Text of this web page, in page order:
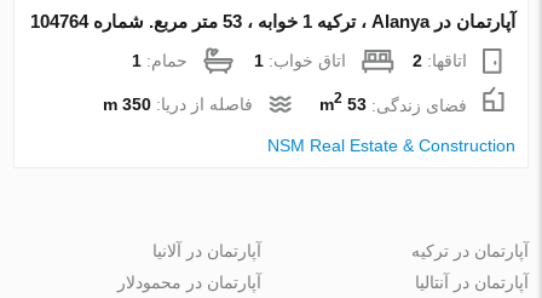
آپارتمان در Alanya ، ترکیه 1 خوابه ، 53 متر مربع. شماره 104764
اتاقها:2 اتاق خواب:1 حمام:1
فضای زندگی:53 m
2 فاصله از دریا:350 m
NSM Real Estate & Construction
آپارتمان در ترکیه
آپارتمان در آنتالیا
آپارتمان در آلانیا
آپارتمان در محمودلار